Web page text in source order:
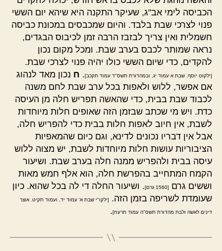
הכביסה לימי אב"ג, שעיקר התקנה היא שיהא יום הששי
פנוי לצרכי שבת בלבד. והיום שמכבסים במכונת כביסה
חשמלית ואין צריך לבזבז הרבה זמן לכיבוס הבגדים,
נראה שמותר לכבס בערב שבת. ומכל מקום נכון
להקדים, כדי שיום הששי כולו יהיה פנוי לצרכי שבת.
[ילקוט יוסף, שבת א עמוד יג, ובמהדורת תשס"ד עמוד תקכב]. ח נכון מאד לנהוג
אם אפשר, ללוש ולאפות בכל ערב שבת לחם משנה
לכבוד שבת בבית, כדי שהאשה תפריש חלה מן העיסה
כדת. ויש מי שכתב שבזמן הזה שאופים חלות מיוחדות
לשבת, אין חיוב לאפות חלות בבית כדי להפריש חלה,
אבל אין דבריו נכונים לדינא, וגם כיום שהמאפיות
הציבוריות עושות חלות מיוחדות לשבת, יש מצוה ללוש
עיסה בבית ולהפריש ממנה חלה בערב שבת. ושיעור
הקמח המתחייב בהפרשת חלה, הוא אלף חמש מאות
וששים גרם
[1560 גרם]
. ושיעור החלה די לה בכל שהוא. כיון
שעומדת לשריפה בזמן הזה.
[ילקו"י שבת א' עמוד יד, ועמוד תקיט. אוצר
דינים לאשה ולבת מהדורת תשס"ה עמוד תרעח].